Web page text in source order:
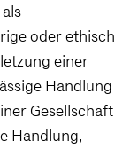
oder ethisch
einer
Handlung
Gesellschaft
Handlung,